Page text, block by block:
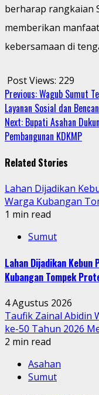
berharap rangkaian
memberikan
kebersamaan di
Post Views: 229
Continue
Reading
Previous:Wagub Sumut
Layanan Sosial dan
Next: Bupati Asahan
Pembangunan KDKMP
Related Stories
Lahan Dijadikan
Warga Kubangan
1 min read
Sumut
Lahan Dijadikan Kebun
Kubangan Tompek
4 Agustus 2026
Taufik Zainal Abidin
ke-50 Tahun 2026
2 min read
Asahan
Sumut